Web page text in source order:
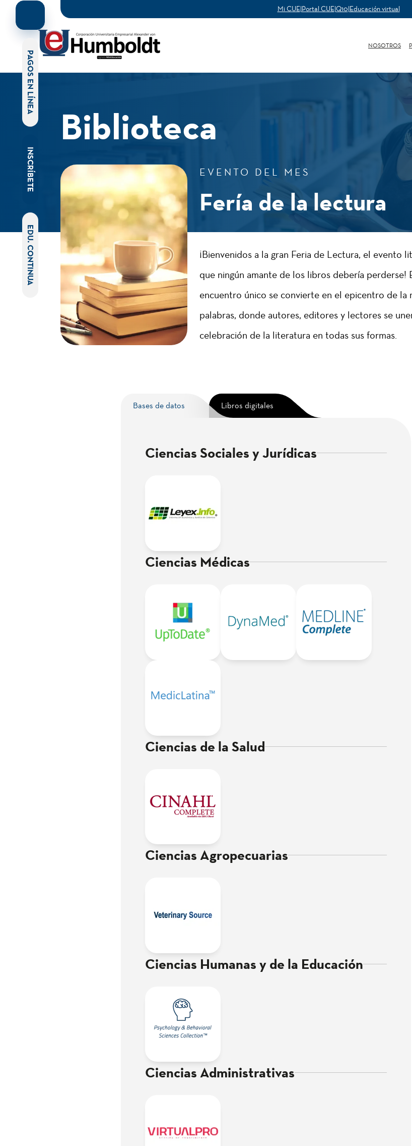
Mi CUE|Portal CUE|Q10|Educación virtual
NOSOTROS
Biblioteca
EVENTO DEL MES
Fería de la lectura
¡Bienvenidos a la gran Feria de Lectura, el evento
que ningún amante de los libros debería perderse!
encuentro único se convierte en el epicentro de la
palabras, donde autores, editores y lectores se
celebración de la literatura en todas sus formas.
Bases de datos Libros digitales
Ciencias Sociales y Jurídicas
Ciencias Médicas
Ciencias de la Salud
Ciencias Agropecuarias
Ciencias Humanas y de la Educación
Ciencias Administrativas
PAGOS EN LÍNEA
INSCRÍBETE
EDU. CONTINUA